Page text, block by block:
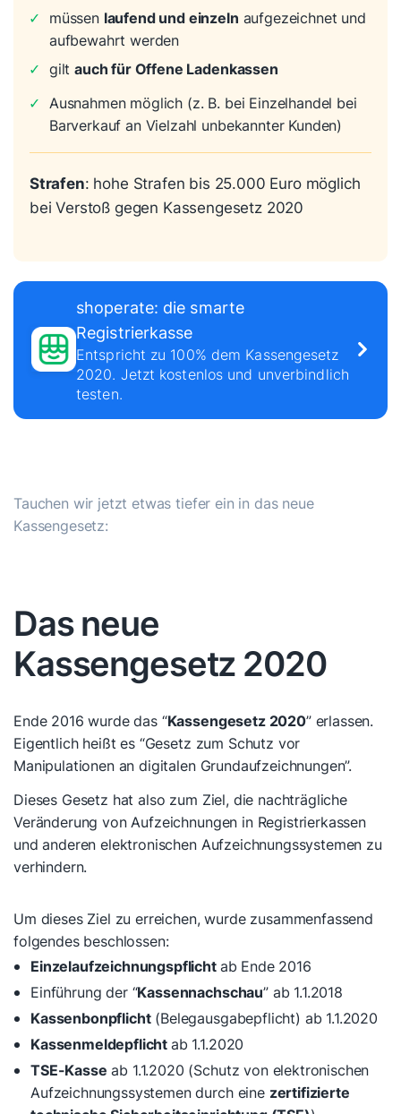
✓ müssen laufend und einzeln aufgezeichnet und
aufbewahrt werden
✓ giltauch für Offene Ladenkassen
✓ Ausnahmen möglich (z. B. bei Einzelhandel bei
Barverkauf an Vielzahl unbekannter Kunden)
Strafen: hohe Strafen bis 25.000 Euro möglich
bei Verstoß gegen Kassengesetz 2020
shoperate: die smarte
Registrierkasse
Entspricht zu 100% dem Kassengesetz
2020. Jetzt kostenlos und unverbindlich
testen.
Tauchen wir jetzt etwas tiefer ein in das neue
Kassengesetz:
Das neue
Kassengesetz 2020
Ende 2016 wurde das “Kassengesetz 2020” erlassen.
Eigentlich heißt es “Gesetz zum Schutz vor
Manipulationen an digitalen Grundaufzeichnungen”.
Dieses Gesetz hat also zum Ziel, die nachträgliche
Veränderung von Aufzeichnungen in Registrierkassen
und anderen elektronischen Aufzeichnungssystemen zu
verhindern.
Um dieses Ziel zu erreichen, wurde zusammenfassend
folgendes beschlossen:
Einzelaufzeichnungspflichtab Ende 2016
Einführung der “Kassennachschau” ab 1.1.2018
Kassenbonpflicht(Belegausgabepflicht) ab 1.1.2020
Kassenmeldepflichtab 1.1.2020
TSE-Kasse ab 1.1.2020 (Schutz von elektronischen
Aufzeichnungssystemen durch eine zertifizierte